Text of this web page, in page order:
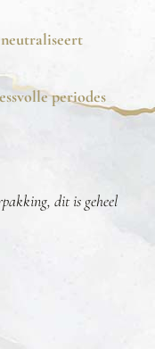
periodes
dit is geheel